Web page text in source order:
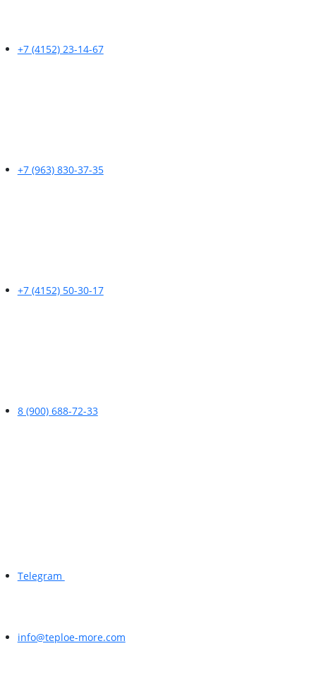
+7 (4152) 23-14-67
+7 (963) 830-37-35
+7 (4152) 50-30-17
8 (900) 688-72-33
Telegram
info@teploe-more.com